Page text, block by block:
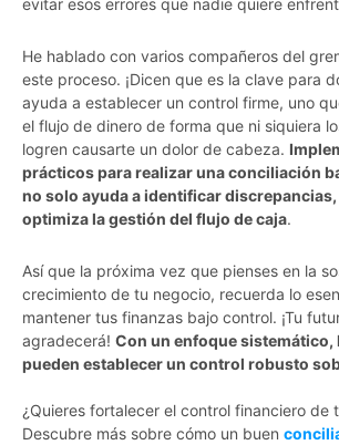
evitar esos errores que nadie quiere
He hablado con varios compañeros del
este proceso. ¡Dicen que es la clave para
ayuda a establecer un control firme, uno
el flujo de dinero de forma que ni siquiera
logren causarte un dolor de cabeza.
prácticos para realizar una conciliación
no solo ayuda a identificar
optimiza la gestión del flujo de caja.
Así que la próxima vez que pienses en la
crecimiento de tu negocio, recuerda lo
mantener tus finanzas bajo control. ¡Tu
agradecerá! Con un enfoque sistemático,
pueden establecer un control robusto
¿Quieres fortalecer el control financiero de
Descubre más sobre cómo un buen